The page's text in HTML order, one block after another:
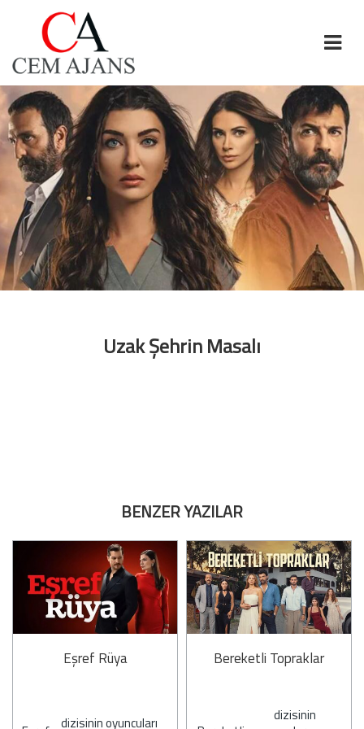
Uzak Şehrin Masalı
BENZER YAZILAR
Eşref Rüya
dizisinin oyuncuları
Bereketli Topraklar
dizisinin